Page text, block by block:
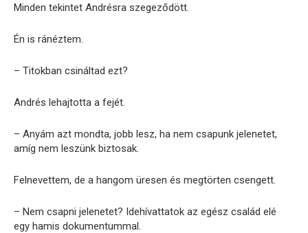
Minden tekintet Andrésra szegeződött.
Én is ránéztem.
– Titokban csináltad ezt?
Andrés lehajtotta a fejét.
– Anyám azt mondta, jobb lesz, ha nem csapunk jelenetet,
amíg nem leszünk biztosak.
Felnevettem, de a hangom üresen és megtörten csengett.
– Nem csapni jelenetet? Idehívattatok az egész család elé
egy hamis dokumentummal.